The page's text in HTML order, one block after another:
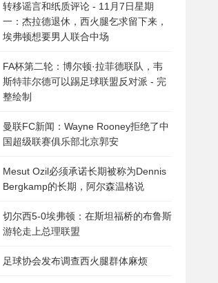
转移谣言和纸质评论 - 11月7日星期
一：杰拉德退休，西火腿乞求留下来，
埃弗顿想要男人联合中场
FA杯第二轮：博尔顿·拉菲德联队，韦
斯特菲尔德可以踢足球联盟反对派 - 完
整绘制
曼联FC新闻：Wayne Rooney拒绝了中
国超级联赛俱乐部北京郭安
Mesut Ozil必须承诺长期被称为Dennis
Bergkamp的长期，阿尔森温格说
切尔西5-0埃弗顿：在斯坦福桥的布鲁斯
游轮走上总理联盟
足球协会发布调查西火腿群体麻烦